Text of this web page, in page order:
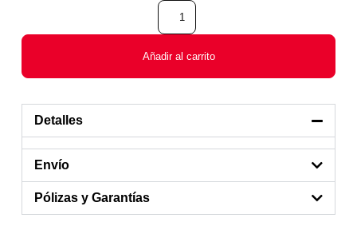
Añadir al carrito
Detalles
Envío
Pólizas y Garantías